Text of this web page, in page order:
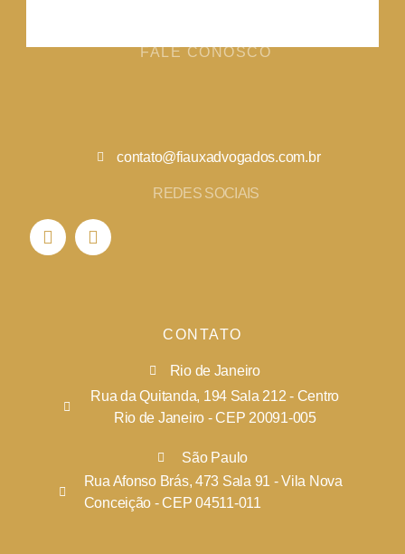
FALE CONOSCO
contato@fiauxadvogados.com.br
REDES SOCIAIS
CONTATO
Rio de Janeiro
Rua da Quitanda, 194 Sala 212 - Centro
Rio de Janeiro - CEP 20091-005
São Paulo
Rua Afonso Brás, 473 Sala 91 - Vila Nova
Conceição - CEP 04511-011